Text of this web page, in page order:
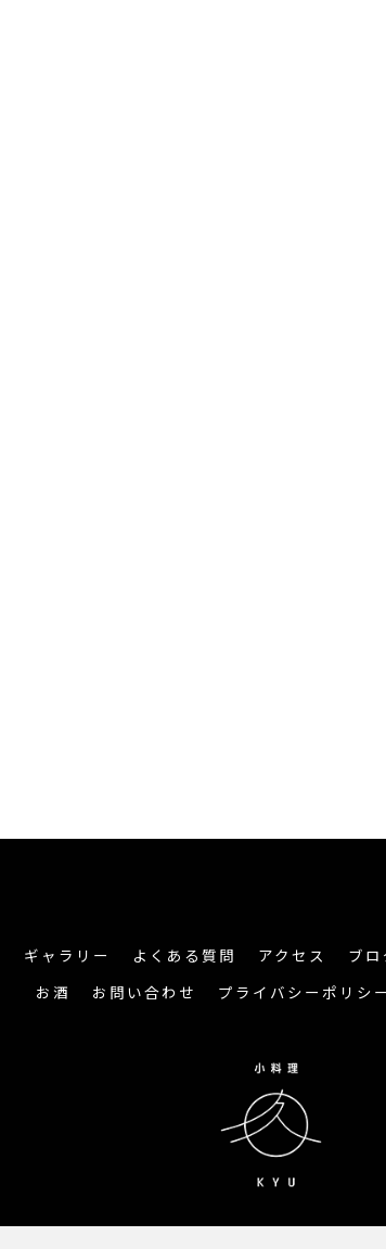
ギャラリー よくある質問 アクセス ブロ
お酒
お問い合わせ プライバシーポリシー